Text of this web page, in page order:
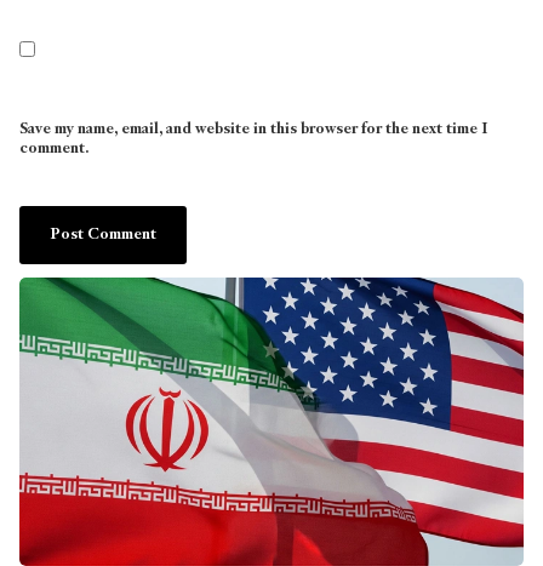
Save my name, email, and website in this browser for the next time I
comment.